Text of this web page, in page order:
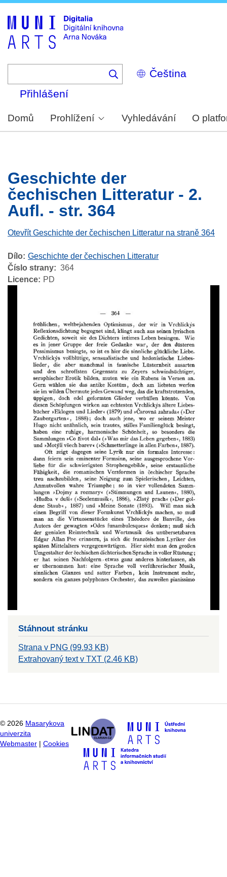
Select
your
Přihlášení
Domů Prohlížení Vyhledávání O
Geschichte der
čechischen Litteratur - 2.
Aufl. - str. 364
Otevřít Geschichte der čechischen Litteratur na straně 364
Dílo Geschichte der čechischen Litteratur
Číslo strany
364
Licence
PD
Stáhnout stránku
Strana v PNG (99.93 KB)
Extrahovaný text v TXT (2.46 KB)
© 2026 Masarykova
univerzita
Webmaster
Cookies